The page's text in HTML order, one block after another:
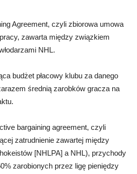
Agreement, czyli zbiorowa umowa
zawarta między związkiem
NHL.
budżet płacowy klubu za danego
średnią zarobków gracza na
bargaining agreement, czyli
zatrudnienie zawartej między
[NHLPA] a NHL), przychody
zarobionych przez ligę pieniędzy